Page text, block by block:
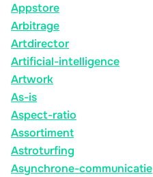
Appstore
Arbitrage
Artdirector
Artificial-intelligence
Artwork
As-is
Aspect-ratio
Assortiment
Astroturfing
Asynchrone-communicatie